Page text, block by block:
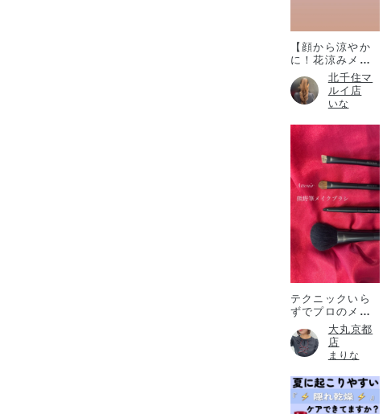
【顔から涼やか
に！花涼みメイ
北千住マ
ルイ店
いな
テクニックいら
ずでプロのメイ
ク仕上がりを✨
大丸京都
店
まりな